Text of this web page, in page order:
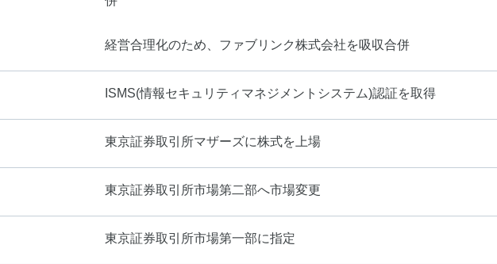
経営合理化のため、ファブリンク株式会社を吸収合併
ISMS(情報セキュリティマネジメントシステム)認証を取得
東京証券取引所マザーズに株式を上場
東京証券取引所市場第二部へ市場変更
東京証券取引所市場第一部に指定